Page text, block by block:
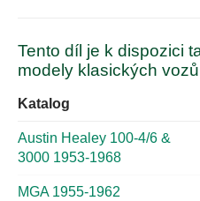
Tento díl je k dispozici
modely klasických
Katalog
Austin Healey 100-4/6 &
3000 1953-1968
MGA 1955-1962